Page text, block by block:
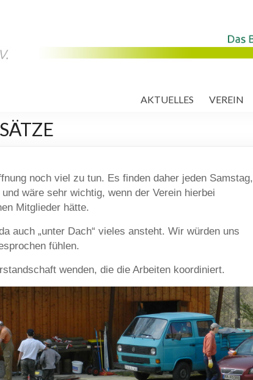
AKTUELLES VEREIN
noch viel zu tun. Es finden daher jeden Samstag,
wäre sehr wichtig, wenn der Verein hierbei
Mitglieder hätte.
auch „unter Dach“ vieles ansteht. Wir würden uns
fühlen.
wenden, die die Arbeiten koordiniert.